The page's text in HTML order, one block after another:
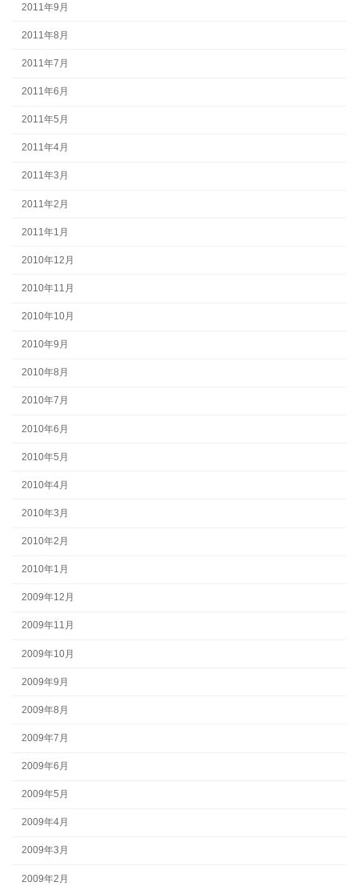
2011年9月
2011年8月
2011年7月
2011年6月
2011年5月
2011年4月
2011年3月
2011年2月
2011年1月
2010年12月
2010年11月
2010年10月
2010年9月
2010年8月
2010年7月
2010年6月
2010年5月
2010年4月
2010年3月
2010年2月
2010年1月
2009年12月
2009年11月
2009年10月
2009年9月
2009年8月
2009年7月
2009年6月
2009年5月
2009年4月
2009年3月
2009年2月